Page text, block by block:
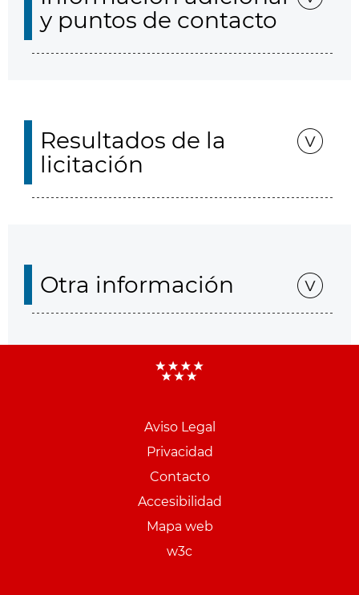
y puntos de contacto
Resultados de la
licitación
Otra información
Aviso Legal
Privacidad
Contacto
Accesibilidad
Mapa web
w3c